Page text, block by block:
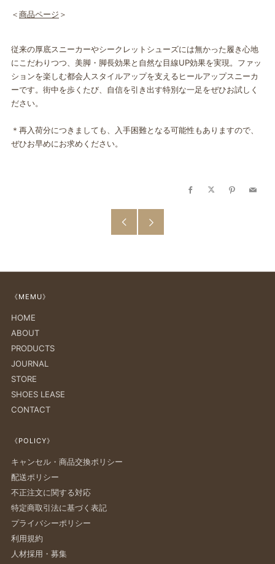
＜商品ページ ＞
従来の厚底スニーカーやシークレットシューズには無かった履き心地
にこだわりつつ、美脚・ 脚長効果と自然な目線UP効果を実現。 ファッ
ションを楽しむ都会人スタイルアップを支えるヒールアップスニーカ
ーです。街中を歩くたび、 自信を引き出す特別な一足をぜひお試しく
ださい。
＊再入荷分につきましても、
入手困難となる可能性もありますので、
ぜひお早めにお求めください。
Facebook PinterestEmail
投 い
《MEMU》
HOME
ABOUT
PRODUCTS
JOURNAL
STORE
SHOES LEASE
CONTACT
《POLICY》
キャンセル・商品交換ポリシー
配送ポリシー
不正注文に関する対応
特定商取引法に基づく表記
プライバシーポリシー
利用規約
人材採用・募集